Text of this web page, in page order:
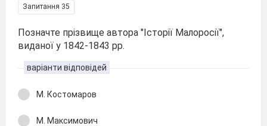
Запитання 35
Позначте прізвище автора "Історії Малоросії",
виданої у 1842-1843 рр.
варіанти відповідей
М. Костомаров
М. Максимович